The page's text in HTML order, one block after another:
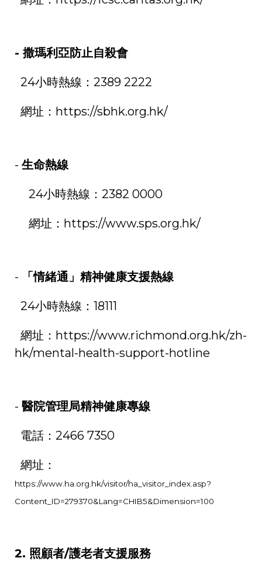
- 撒瑪利亞防止自殺會
24小時熱線： 2389 2222
網址： https://sbhk.org.hk/
- 生命熱線
24小時熱線： 2382 0000
網址： https://www.sps.org.hk/
- 「情緒通」精神健康支援熱線
24小時熱線： 18111
網址： https://www.richmond.org.hk/zh-
hk/mental-health-support-hotline
- 醫院管理局精神健康專線
電話： 2466 7350
網址：
https://www.ha.org.hk/visitor/ha_visitor_index.asp?
Content_ID=279370&Lang=CHIB5&Dimension=100
2. 照顧者/護老者支援服務